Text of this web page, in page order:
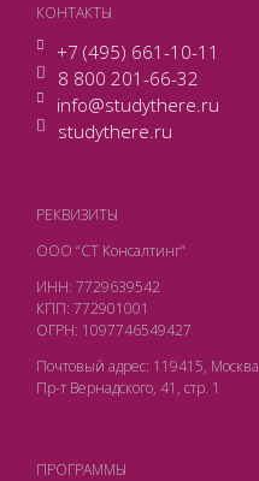
КОНТАКТЫ
+7 (495) 661-10-11
8 800 201-66-32
info@studythere.ru
studythere.ru
РЕКВИЗИТЫ
ООО “СТ Консалтинг”
ИНН: 7729639542
КПП: 772901001
ОГРН: 1097746549427
Почтовый адрес: 119415, Москва
Пр-т Вернадского, 41, стр. 1
ПРОГРАММЫ